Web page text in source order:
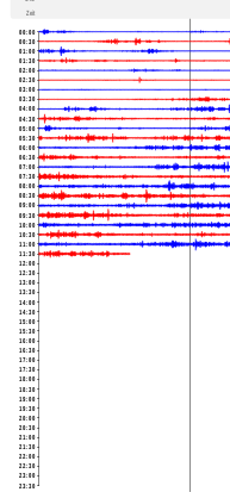
Zeit
00:00
00:30
01:00
01:30
02:00
02:30
03:00
03:30
04:00
04:30
05:00
05:30
06:00
06:30
07:00
07:30
08:00
08:30
09:00
09:30
10:00
10:30
11:00
11:30
12:00
12:30
13:00
13:30
14:00
14:30
15:00
15:30
16:00
16:30
17:00
17:30
18:00
18:30
19:00
19:30
20:00
20:30
21:00
21:30
22:00
22:30
23:00
23:30